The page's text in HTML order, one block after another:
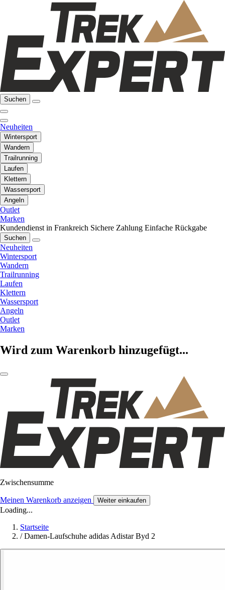
Suchen
Neuheiten
Wintersport
Wandern
Trailrunning
Laufen
Klettern
Wassersport
Angeln
Outlet
Marken
Kundendienst in Frankreich Sichere Zahlung Einfache Rückgabe
Suchen
Neuheiten
Wintersport
Wandern
Trailrunning
Laufen
Klettern
Wassersport
Angeln
Outlet
Marken
Wird zum Warenkorb hinzugefügt...
Zwischensumme
Meinen Warenkorb anzeigen Weiter einkaufen
Loading...
Startseite
/ Damen-Laufschuhe adidas Adistar Byd 2